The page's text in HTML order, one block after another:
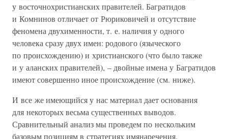
у восточнохристианских правителей. Багратидов
и Комнинов отличает от Рюриковичей и отсутствие
феномена двухименности, т. е. наличия у одного
человека сразу двух имен: родового (языческого
по происхождению) и христианского (что было также
и у аланских правителей), – двойные имена у Багратидов
имеют совершенно иное происхождение (см. ниже).
И все же имеющийся у нас материал дает основания
для некоторых весьма существенных выводов.
Сравнительный анализ мы проведем по нескольким
базовым позициям в стратегиях имянаречения,